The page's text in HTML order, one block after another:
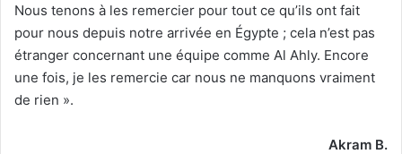
Nous tenons à les remercier pour tout ce qu’ils ont fait
pour nous depuis notre arrivée en Égypte ; cela n’est pas
étranger concernant une équipe comme Al Ahly. Encore
une fois, je les remercie car nous ne manquons vraiment
de rien ».
Akram B.